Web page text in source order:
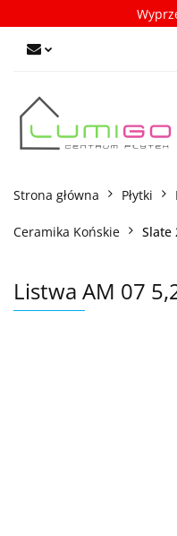
Strona główna Płytki
Ceramika Końskie Slate
Listwa AM 07